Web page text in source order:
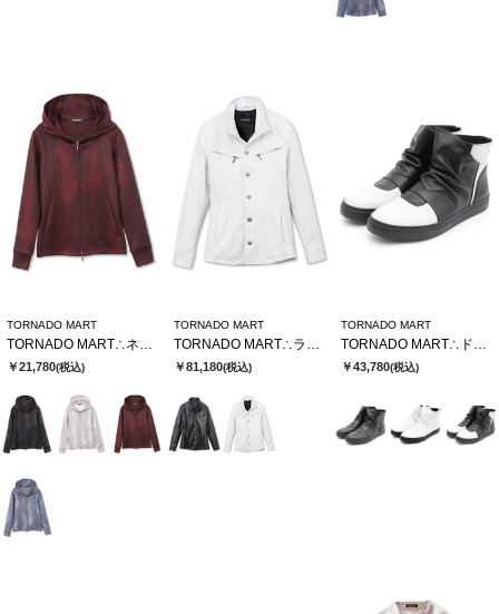
TORNADO MART
￥21,780(税込)
TORNADO MART
￥81,180(税込)
TORNADO MART
￥43,780(税込)